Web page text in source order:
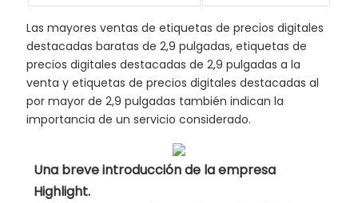
Las mayores ventas de etiquetas de precios digitales
destacadas baratas de 2,9 pulgadas, etiquetas de
precios digitales destacadas de 2,9 pulgadas a la
venta y etiquetas de precios digitales destacadas al
por mayor de 2,9 pulgadas también indican la
importancia de un servicio considerado.
Una breve introducción de la empresa
Highlight.